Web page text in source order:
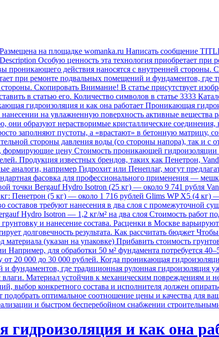
на площадке womanka.ru Написать сообщение
Особую ценность эта технология приобретает
проникающего действия наносятся с внутренней стороны.
при ремонте подвальных помещений и фундаментов, где
Скопировать Внимание! В статье присутствует
в статью его. Количество символов в статье 3333
гидроизоляция и как она работает Проникающая
на увлажненную поверхность активные вещества
они образуют нерастворимые кристаллические
заполняют пустоты, а «врастают» в бетонную матрицу,
стороны давления воды (со стороны напора), так и с
формирующие цену Стоимость проникающей гидроизоляции
Продукция известных брендов, таких как Пенетрон,
аналоги, например Гидрохит или Пенеплаг, могут
фасовка для профессионального применения —
точки Bergauf Hydro Isotron (25 кг) — около 9 741 рубля
Пенетрон (5 кг) — около 1 716 рублей Glims WP X5 (4 кг)
составов требуют нанесения в два слоя с промежуточной
Hydro Isotron — 1,2 кг/м² на два слоя Стоимость работ
и нанесение состава. Расценки в Москве
долговечность результата. Как рассчитать бюджет
(указан на упаковке) Прибавить стоимость
для обработки 50 м² фундамента потребуется
20 000 до 30 000 рублей. Когда проникающая
фундаментов, где традиционная рулонная гидроизоляция
Материал устойчив к механическим повреждениям и не
выбор конкретного состава и исполнителя должен
оптимальное соотношение цены и качества для
и быстром бесперебойном снабжении
и как она